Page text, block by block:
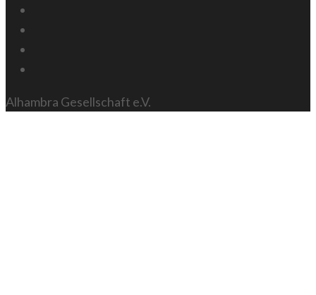
Alhambra Gesellschaft e.V.